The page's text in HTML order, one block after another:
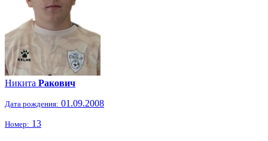
Никита Ракович
Дата рождения: 01.09.2008
Номер: 13